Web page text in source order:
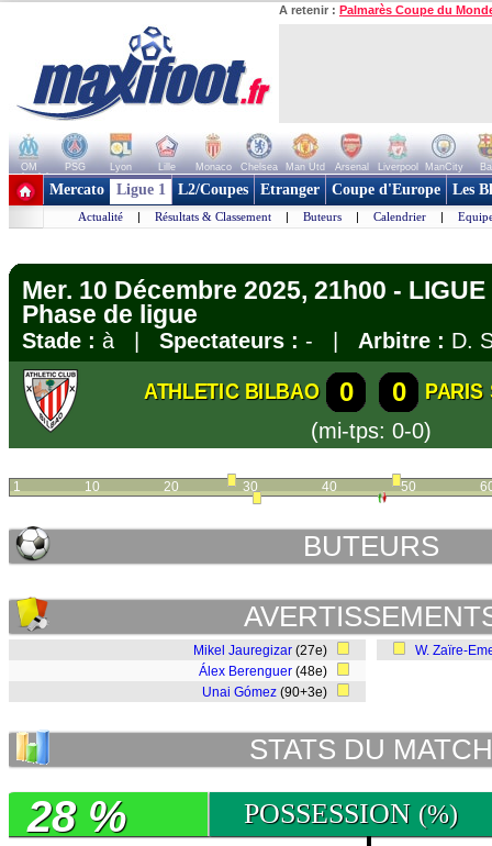
A retenir : Palmarès Coupe du
OM PSG Lyon Lille Monaco Chelsea Man Utd Arsenal Liverpool ManCity
+ de clubs
Mercato Ligue 1 L2/Coupes Etranger Coupe d'Europe Les
Actualité | Résultats & Classement | Buteurs | Calendrier |
Mer. 10 Décembre 2025, 21h00 -
Phase de ligue
Stade : à | Spectateurs : - | Arbitre : D.
ATHLETIC BILBAO 0 0
PARIS
(mi-tps: 0-0)
1 10 20 30 40 50
BUTEURS
Mikel Jauregizar (27e)
Álex Berenguer (48e)
Unai Gómez (90+3e)
W. Zaïre-
STATS DU MATCH
POSSESSION (%)
28 %